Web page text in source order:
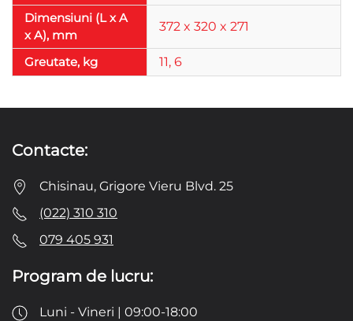
Dimensiuni (L x A
x A), mm
372 x 320 x 271
Greutate, kg 11, 6
Contacte:
Chisinau, Grigore Vieru Blvd. 25
(022) 310 310
079 405 931
Program de lucru:
Luni - Vineri | 09:00-18:00